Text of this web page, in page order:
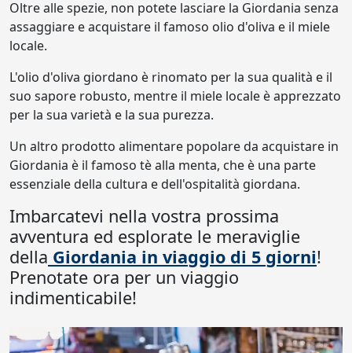
Oltre alle spezie, non potete lasciare la Giordania senza
assaggiare e acquistare il famoso olio d'oliva e il miele
locale.
L'olio d'oliva giordano è rinomato per la sua qualità e il
suo sapore robusto, mentre il miele locale è apprezzato
per la sua varietà e la sua purezza.
Un altro prodotto alimentare popolare da acquistare in
Giordania è il famoso tè alla menta, che è una parte
essenziale della cultura e dell'ospitalità giordana.
Imbarcatevi nella vostra prossima
avventura ed esplorate le meraviglie
della Giordania in viaggio di 5 giorni!
Prenotate ora per un viaggio
indimenticabile!